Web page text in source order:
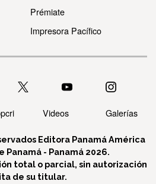
Prémiate
Impresora Pacífico
Videos Galerías
Editora Panamá América
Panamá - Panamá 2026.
total o parcial, sin autorización
de su titular.